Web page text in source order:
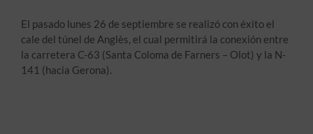
El pasado lunes 26 de septiembre se realizó con éxito el
cale del túnel de Anglès, el cual permitirá la conexión entre
la carretera C-63 (Santa Coloma de Farners – Olot) y la N-
141 (hacia Gerona).